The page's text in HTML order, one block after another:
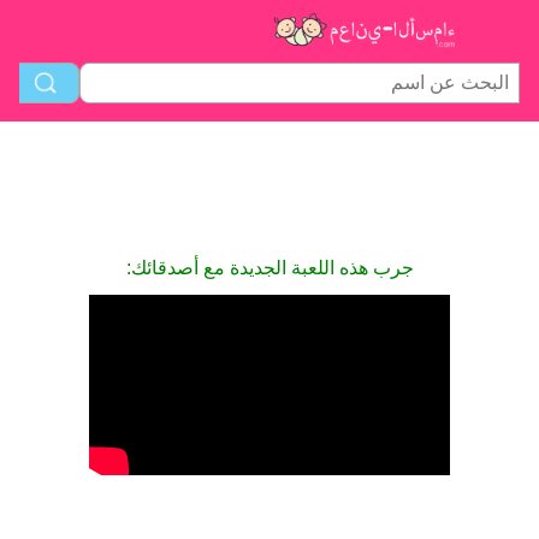
جرب هذه اللعبة الجديدة مع أصدقائك: